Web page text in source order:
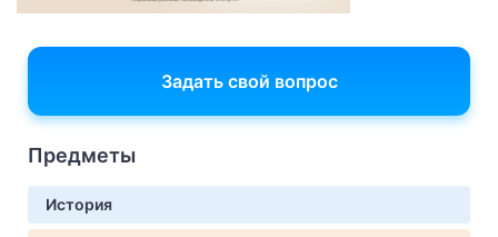
Задать свой вопрос
Предметы
История